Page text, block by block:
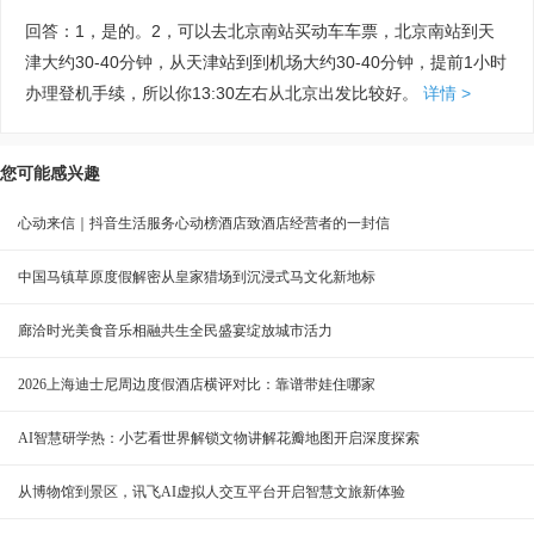
回答：1，是的。2，可以去北京南站买动车车票，北京南站到天
津大约30-40分钟，从天津站到到机场大约30-40分钟，提前1小时
办理登机手续，所以你13:30左右从北京出发比较好。
详情 >
您可能感兴趣
心动来信｜抖音生活服务心动榜酒店致酒店经营者的一封信
中国马镇草原度假解密从皇家猎场到沉浸式马文化新地标
廊洽时光美食音乐相融共生全民盛宴绽放城市活力
2026上海迪士尼周边度假酒店横评对比：靠谱带娃住哪家
AI智慧研学热：小艺看世界解锁文物讲解花瓣地图开启深度探索
从博物馆到景区，讯飞AI虚拟人交互平台开启智慧文旅新体验